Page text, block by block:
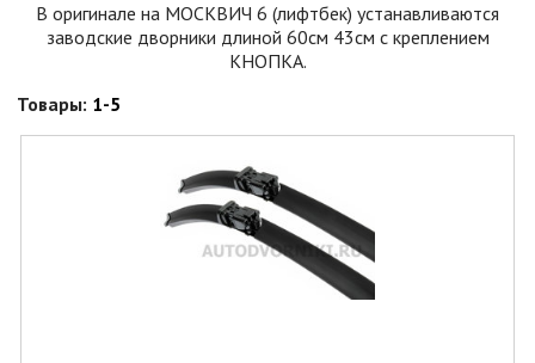
В оригинале на МОСКВИЧ 6 (лифтбек) устанавливаются
заводские дворники длиной 60см 43см с креплением
КНОПКА.
Товары: 1-5